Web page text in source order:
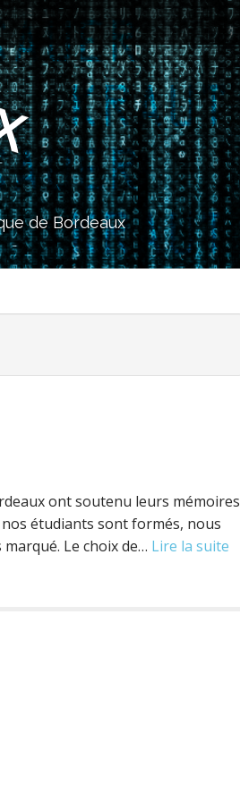
de Bordeaux
ont soutenu leurs mémoires
étudiants sont formés, nous
Le choix de… Lire la suite